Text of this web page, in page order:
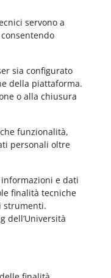
servono a
sia configurato
della piattaforma.
o alla chiusura
funzionalità,
personali oltre
e dati
finalità tecniche
strumenti.
dell’Università